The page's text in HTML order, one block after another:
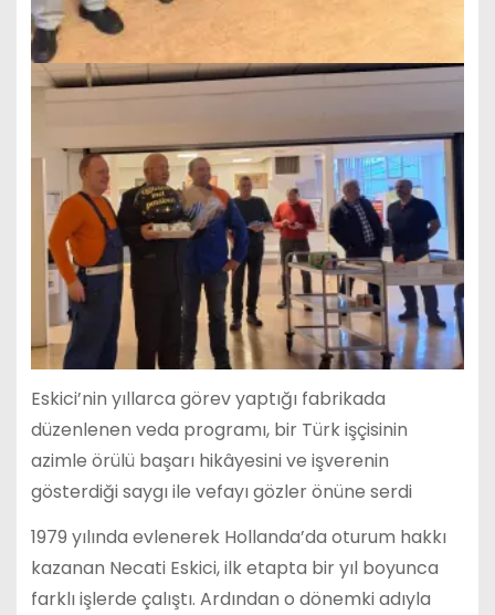
Eskici’nin yıllarca görev yaptığı fabrikada
düzenlenen veda programı, bir Türk işçisinin
azimle örülü başarı hikâyesini ve işverenin
gösterdiği saygı ile vefayı gözler önüne serdi
1979 yılında evlenerek Hollanda’da oturum hakkı
kazanan Necati Eskici, ilk etapta bir yıl boyunca
farklı işlerde çalıştı. Ardından o dönemki adıyla